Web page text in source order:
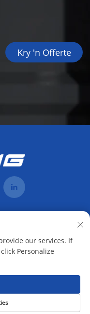
Kry 'n Offerte
our services. If
Personalize